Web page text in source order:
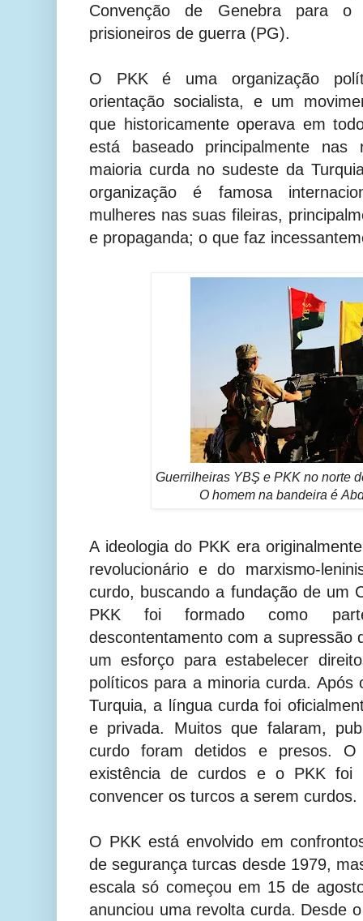
Convenção de Genebra para o
prisioneiros de guerra (PG).
O PKK é uma organização
orientação socialista, e um
que historicamente operava em
está baseado principalmente nas
maioria curda no sudeste da
organização é famosa
mulheres nas suas fileiras,
e propaganda; o que faz
Guerrilheiras YBŞ e PKK no norte
O homem na bandeira é
A ideologia do PKK era
revolucionário e do marxismo-
curdo, buscando a fundação de um
PKK foi formado como
descontentamento com a supressão
um esforço para estabelecer
políticos para a minoria curda. Após
Turquia, a língua curda foi
e privada. Muitos que falaram,
curdo foram detidos e presos.
existência de curdos e o PKK foi
convencer os turcos a serem curdos.
O PKK está envolvido em
de segurança turcas desde 1979,
escala só começou em 15 de
anunciou uma revolta curda. Desde